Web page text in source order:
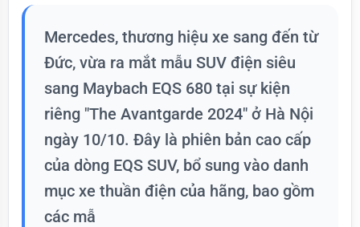
Mercedes, thương hiệu xe sang đến từ
Đức, vừa ra mắt mẫu SUV điện siêu
sang Maybach EQS 680 tại sự kiện
riêng "The Avantgarde 2024" ở Hà Nội
ngày 10/10. Đây là phiên bản cao cấp
của dòng EQS SUV, bổ sung vào danh
mục xe thuần điện của hãng, bao gồm
các mẫ